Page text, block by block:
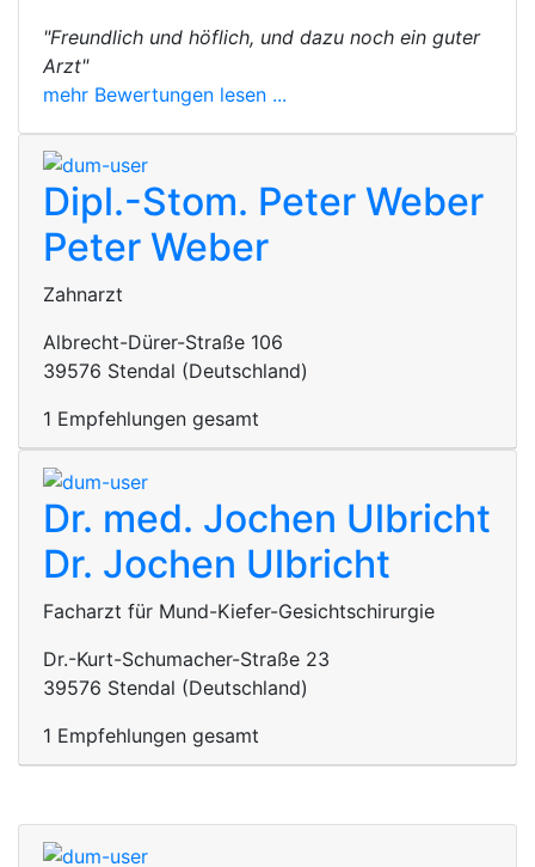
"Freundlich und höflich, und dazu noch ein guter
Arzt"
mehr Bewertungen lesen ...
Dipl.-Stom. Peter Weber
Peter Weber
Zahnarzt
Albrecht-Dürer-Straße 106
39576 Stendal (Deutschland)
1 Empfehlungen gesamt
Dr. med. Jochen Ulbricht
Dr. Jochen Ulbricht
Facharzt für Mund-Kiefer-Gesichtschirurgie
Dr.-Kurt-Schumacher-Straße 23
39576 Stendal (Deutschland)
1 Empfehlungen gesamt